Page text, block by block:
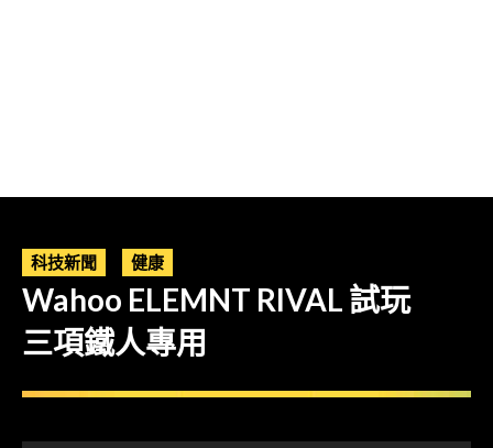
科技新聞 健康
Wahoo ELEMNT RIVAL 試玩
三項鐵人專用